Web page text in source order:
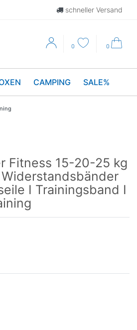
schneller Versand
0 0
CAMPING SALE%
Fitness 15-20-25 kg
I Trainingsband I